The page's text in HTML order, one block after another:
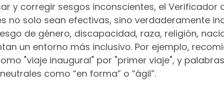
y corregir sesgos inconscientes, el Verificador
no solo sean efectivas, sino verdaderamente
de género, discapacidad, raza, religión,
un entorno más inclusivo. Por ejemplo,
"viaje inaugural" por "primer viaje", y
como “en forma” o “ágil”.